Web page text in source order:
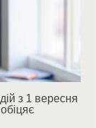
з 1 вересня